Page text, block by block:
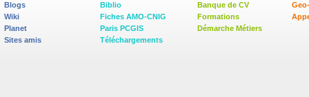
Blogs
Wiki
Planet
Sites amis
Biblio
Fiches AMO-CNIG
Paris PCGIS
Téléchargements
Banque de CV
Formations
Démarche Métiers